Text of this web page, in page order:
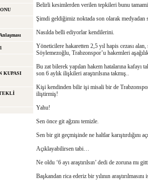
KUPASI
Belirli kesimlerden verilen tepkileri bunu
Şimdi geldiğimiz noktada son olarak medyadan
Nasılda belli ediyorlar kendilerini.
Yöneticilere hakaretten 2,5 yıl hapis cezası
Söylemezoğlu, Trabzonspor’u hakemleri
Bu zat bilerek yapılan hakem hatalarına kafayı
son 6 aylık ilişkileri araştırılsına takmış..
Kişi kendinden bilir işi misali bir de
iliştirmiş!
Yahu!
Sen önce git ağzını temizle.
Sen bir git geçmişinde ne haltlar karıştırdığını
Açıklayabilirsen tabi…
Ne oldu ‘6 ayı araştırılsın’ dedi de zoruna mı
Başkandan rica ederiz bir yılının araştırılmasını